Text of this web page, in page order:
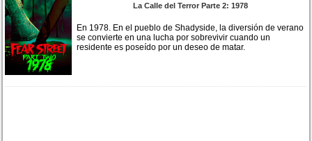
La Calle del Terror Parte 2: 1978
En 1978. En el pueblo de Shadyside, la diversión de verano
se convierte en una lucha por sobrevivir cuando un
residente es poseído por un deseo de matar.